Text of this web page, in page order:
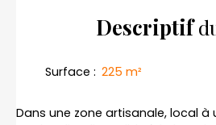
Descriptif
Surface : 225 m²
Dans une zone artisanale, local